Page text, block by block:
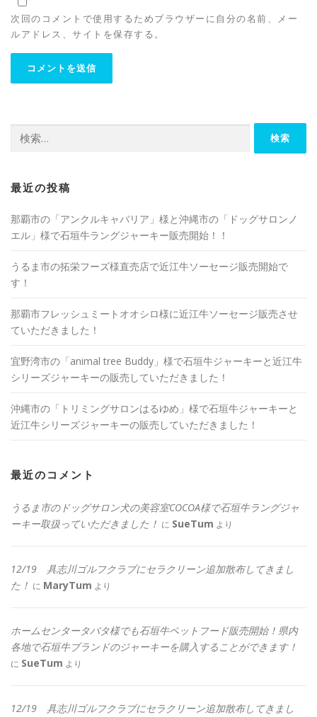
次回のコメントで使用するためブラウザーに自分の名前、メー
ルアドレス、サイトを保存する。
索:
最近の投稿
那覇市の「アンクルキャバリア」様と沖縄市の「ドッグサロンノ
エル」様で石垣牛ラングジャーキー販売開始！！
うるま市の拓栄フーズ様直売店で近江牛ソーセージ販売開始で
す！
那覇市フレッシュミートオオシロ様に近江牛ソーセージ販売させ
ていただきました！
宜野湾市の「animal tree Buddy」様で石垣牛ジャーキーと近江牛
シリーズジャーキーの販売していただきました！
沖縄市の「トリミングサロンはるゆめ」様で石垣牛ジャーキーと
近江牛シリーズジャーキーの販売していただきました！
最近のコメント
うるま市のドッグサロン犬の美容室COCOA様で石垣牛ラングジャ
ーキー取扱っていただきました！ に SueTum より
12/19 具志川ゴルフクラブにセラクリーン追加散布してきまし
た！ に MaryTum より
ホームセンタータバタ様でも石垣牛ペットフード販売開始！県内
各地で石垣牛ブランドのジャーキーを購入することができます！
に SueTum より
12/19 具志川ゴルフクラブにセラクリーン追加散布してきまし